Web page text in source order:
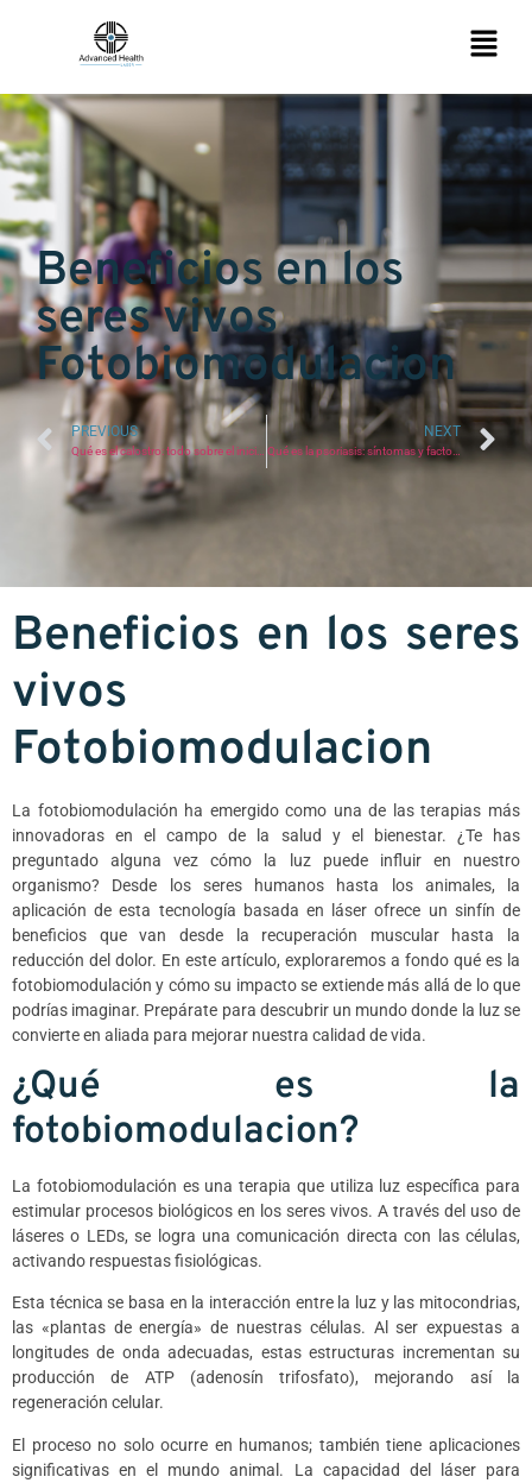
Beneficios en los
seres vivos
Fotobiomodulacion
PREVIOUS NEXT
Qué es la psoriasis: síntomas y factores desencadenantes
Beneficios en los seres
vivos
Fotobiomodulacion
La fotobiomodulación ha emergido como una de las terapias más
innovadoras en el campo de la salud y el bienestar. ¿Te has
preguntado alguna vez cómo la luz puede influir en nuestro
organismo? Desde los seres humanos hasta los animales, la
aplicación de esta tecnología basada en láser ofrece un sinfín de
beneficios que van desde la recuperación muscular hasta la
reducción del dolor. En este artículo, exploraremos a fondo qué es la
fotobiomodulación y cómo su impacto se extiende más allá de lo que
podrías imaginar. Prepárate para descubrir un mundo donde la luz se
convierte en aliada para mejorar nuestra calidad de vida.
¿Qué es la
fotobiomodulacion?
La fotobiomodulación es una terapia que utiliza luz específica para
estimular procesos biológicos en los seres vivos. A través del uso de
láseres o LEDs, se logra una comunicación directa con las células,
activando respuestas fisiológicas.
Esta técnica se basa en la interacción entre la luz y las mitocondrias,
las «plantas de energía» de nuestras células. Al ser expuestas a
longitudes de onda adecuadas, estas estructuras incrementan su
producción de ATP (adenosín trifosfato), mejorando así la
regeneración celular.
El proceso no solo ocurre en humanos; también tiene aplicaciones
significativas en el mundo animal. La capacidad del láser para